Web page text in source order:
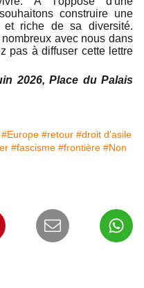
construire une
et riche de sa diversité.
avec nous dans
pas à diffuser cette lettre
2026, Place du Palais
#Europe #retour #droit d'asile
#fascisme #frontière #Non